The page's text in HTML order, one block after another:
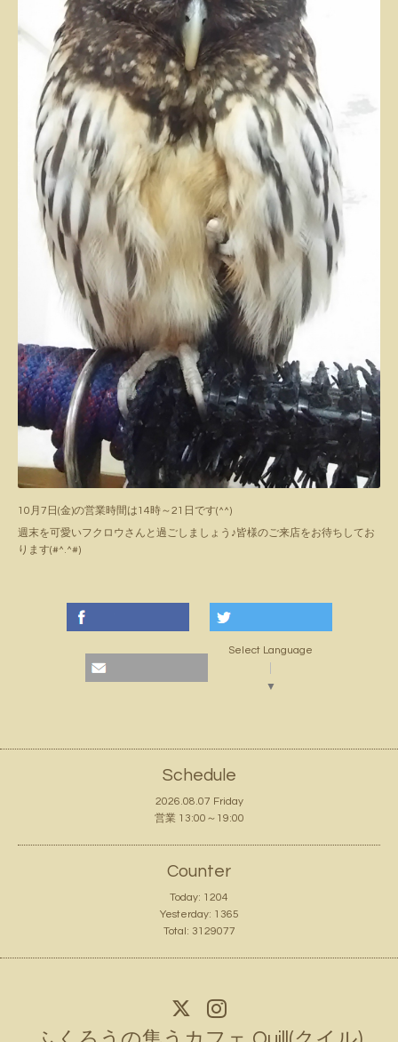
10月7日(金)の営業時間は14時～21日です(^^)
週末を可愛いフクロウさんと過ごしましょう♪皆様のご来店をお待ちしてお
ります(#^.^#)
Select Language
▼
Schedule
2026.08.07 Friday
営業 13:00～19:00
Counter
Today: 1204
Yesterday: 1365
Total: 3129077